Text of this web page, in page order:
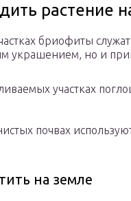
растение
бриофиты
украшением, но и
участках
почвах
на земле